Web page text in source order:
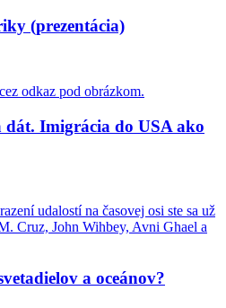
(prezentácia)
odkaz pod obrázkom.
Imigrácia do USA ako
udalostí na časovej osi ste sa už
Cruz, John Wihbey, Avni Ghael a
a oceánov?